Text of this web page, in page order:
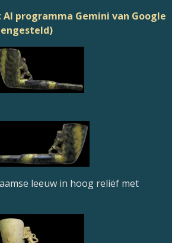
programma Gemini van Google
leeuw in hoog reliëf met